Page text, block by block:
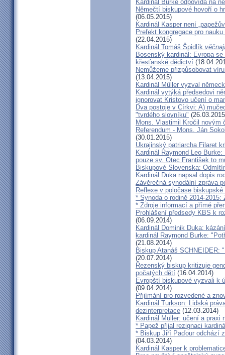
Kardinál Burke odpovídá na
Němečtí biskupové hovoří o
(06.05.2015)
Kardinál Kasper není
Prefekt kongregace pro
(22.04.2015)
Kardinál Tomáš Špidlík
Bosenský kardinál: Evropa
křesťanské dědictví
Nemůžeme přizpůsobovat
(13.04.2015)
Kardinál Műller vyzval
Kardinál vytýká předsedovi
ignorovat Kristovo učení o
Dva postoje v Církvi: A)
"tvrdého slovníku"
Mons. Vlastimil Kročil novým
Referendum - Mons. Ján
(30.01.2015)
Ukrajinský patriarcha Filaret
Kardinál Raymond Leo
pouze sv. Otec František to
Biskupové Slovenska:
Kardinál Duka napsal dopis
Závěrečná synodální zpráva
Reflexe v poločase
* Synoda o rodině 2014-2015:
* Zdroje informací a přímé
Prohlášení předsedy KBS k
(06.09.2014)
Kardinál Dominik Duka:
kardinál Raymond Burke:
(21.08.2014)
Biskup Atanáš
(20.07.2014)
Řezenský biskup kritizuje
počatých dětí (16.04.2014)
Evropští biskupové vyzvali k
(09.04.2014)
Přijímání pro rozvedené a
Kardinál Turkson: Lidská
dezinterpretace (12.03.2014)
Kardinál Müller: učení a praxi
* Papež přijal rezignaci
* Biskup Jiří Paďour odchází
(04.03.2014)
Kardinál Kasper k